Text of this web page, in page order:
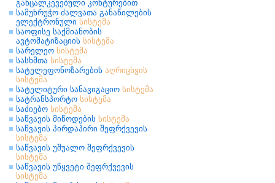
განცალკევებული კონტურებით
სამუხრუჭო ძალვათა განაწილების
ელექტრონული სისტემა
საოფისე საქმიანობის
ავტომატიზაციის სისტემა
სარელეო სისტემა
სასხმთა სისტემა
სატელეფონოზარების აღრიცხვის
სისტემა
სატელიტური სანავიგაციო სისტემა
სატრანსპორტო სისტემა
საძიებო სისტემა
საწვავის მიწოდების სისტემა
საწვავის პირდაპირი შეფრქვევის
სისტემა
საწვავის უშუალო შეფრქვევის
სისტემა
საწვავის უწყვეტი შეფრქვევის
სისტემა